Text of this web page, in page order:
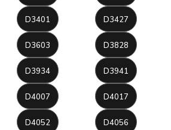
D3401 D3427
D3603 D3828
D3934 D3941
D4007 D4017
D4052 D4056